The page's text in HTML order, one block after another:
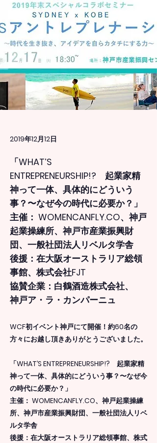
2019年12月12日
「WHAT’S
ENTREPRENEURSHIP!? 起業家精
神って一体、具体的にどういう
事？〜なぜ今の時代に必要か？」
主催： WOMENCANFLY.CO、神戸
起業操練所、神戸市産業振興財
団、一般社団法人リベルタ学舎
後援：在大阪オーストラリア総領
事館、株式会社FJT
協賛企業：白鶴酒造株式会社、
神戸ア・ラ・カンパーニュ
WCF初イベント神戸にて開催！約60名の
方々にお越し頂きありがとうございました。
「WHAT’S ENTREPRENEURSHIP!? 起業家精
神って一体、具体的にどういう事？〜なぜ今
の時代に必要か？」
主催： WOMENCANFLY.CO、神戸起業操練
所、神戸市産業振興財団、一般社団法人リベ
ルタ学舎
後援：在大阪オーストラリア総領事館、株式